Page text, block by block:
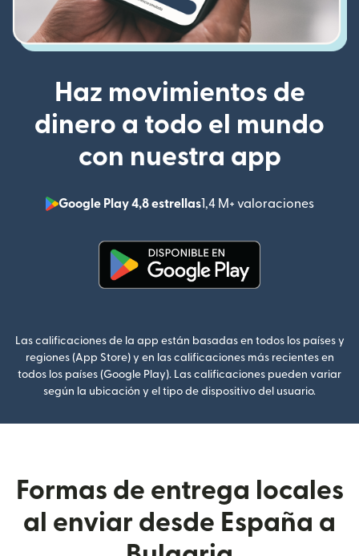
Haz movimientos de
dinero a todo el mundo
con nuestra app
Google Play 4,8 estrellas1,4 M+ valoraciones
(se
Las calificaciones de la app están basadas en todos los países y
regiones (App Store) y en las calificaciones más recientes en
todos los países (Google Play). Las calificaciones pueden variar
según la ubicación y el tipo de dispositivo del usuario.
Formas de entrega locales
al enviar desde España a